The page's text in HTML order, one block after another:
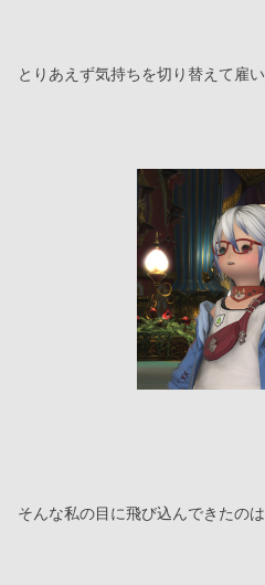
とりあえず気持ちを切り替えて雇
そんな私の目に飛び込んできたのは